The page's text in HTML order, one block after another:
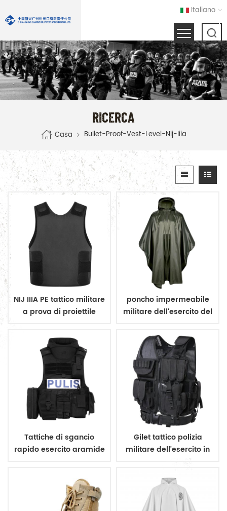
Italiano
RICERCA
Casa Bullet-Proof-Vest-Level-Nij-Iiia
NIJ IIIA PE tattico militare
a prova di proiettile
poncho impermeabile
militare dell'esercito del
impermeabile
Tattiche di sgancio
rapido esercito aramide
Gilet tattico polizia
militare dell'esercito in